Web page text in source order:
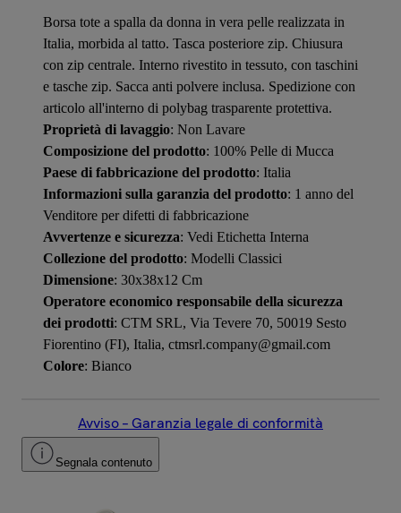
Borsa tote a spalla da donna in vera pelle realizzata in
Italia, morbida al tatto. Tasca posteriore zip. Chiusura
con zip centrale. Interno rivestito in tessuto, con taschini
e tasche zip. Sacca anti polvere inclusa. Spedizione con
articolo all'interno di polybag trasparente protettiva.
Proprietà di lavaggio: Non Lavare
Composizione del prodotto: 100% Pelle di Mucca
Paese di fabbricazione del prodotto: Italia
Informazioni sulla garanzia del prodotto: 1 anno del
Venditore per difetti di fabbricazione
Avvertenze e sicurezza: Vedi Etichetta Interna
Collezione del prodotto: Modelli Classici
Dimensione: 30x38x12 Cm
Operatore economico responsabile della sicurezza
dei prodotti: CTM SRL, Via Tevere 70, 50019 Sesto
Fiorentino (FI), Italia, ctmsrl.company@gmail.com
Colore: Bianco
Avviso – Garanzia legale di conformità
Segnala contenuto